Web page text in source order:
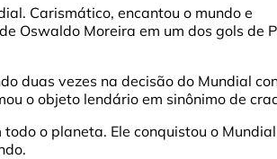
Carismático, encantou o mundo e
Oswaldo Moreira em um dos gols de
duas vezes na decisão do Mundial
o objeto lendário em sinônimo de
o planeta. Ele conquistou o Mundial